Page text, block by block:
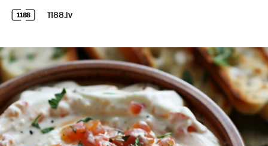
1188.lv